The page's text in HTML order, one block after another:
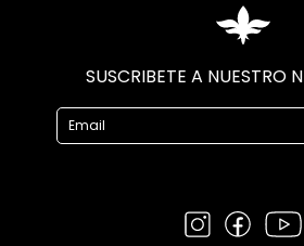
SUSCRIBETE A NUESTRO